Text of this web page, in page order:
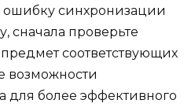
синхронизации
сначала проверьте
соответствующих
возможности
для более эффективного